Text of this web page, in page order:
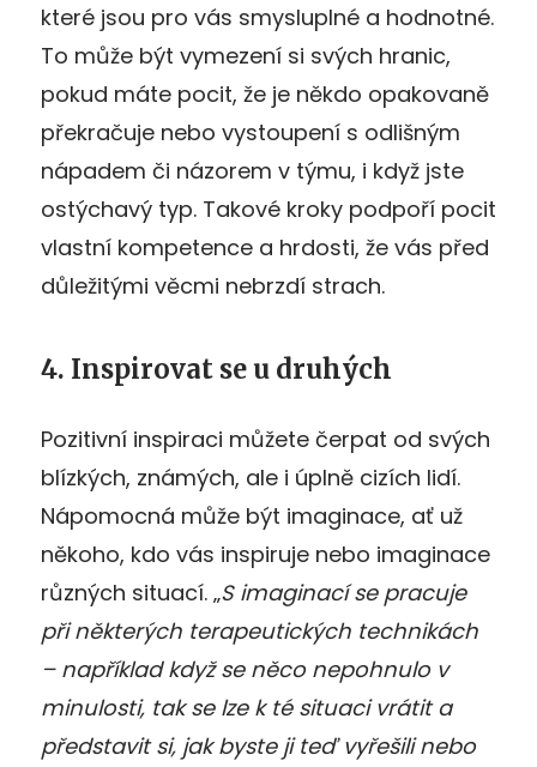
které jsou pro vás smysluplné a hodnotné.
To může být vymezení si svých hranic,
pokud máte pocit, že je někdo opakovaně
překračuje nebo vystoupení s odlišným
nápadem či názorem v týmu, i když jste
ostýchavý typ. Takové kroky podpoří pocit
vlastní kompetence a hrdosti, že vás před
důležitými věcmi nebrzdí strach.
4. Inspirovat se u druhých
Pozitivní inspiraci můžete čerpat od svých
blízkých, známých, ale i úplně cizích lidí.
Nápomocná může být imaginace, ať už
někoho, kdo vás inspiruje nebo imaginace
různých situací. „S imaginací se pracuje
při některých terapeutických technikách
– například když se něco nepohnulo v
minulosti, tak se lze k té situaci vrátit a
představit si, jak byste ji teď vyřešili nebo